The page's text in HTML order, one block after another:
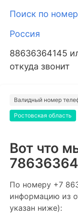
Поиск по
Россия
88636364145
откуда звонит
Валидный номер
Ростовская область
Вот что
По номеру +7
информацию из
указан ниже):